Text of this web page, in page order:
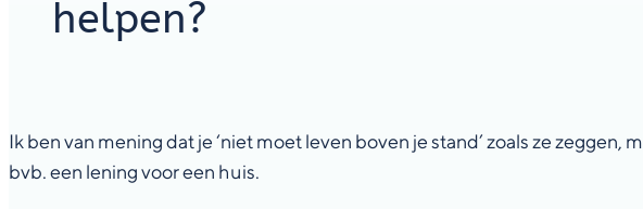
helpen?
Ik ben van mening dat je ‘niet moet leven boven je stand’ zoals ze
bvb. een lening voor een huis.